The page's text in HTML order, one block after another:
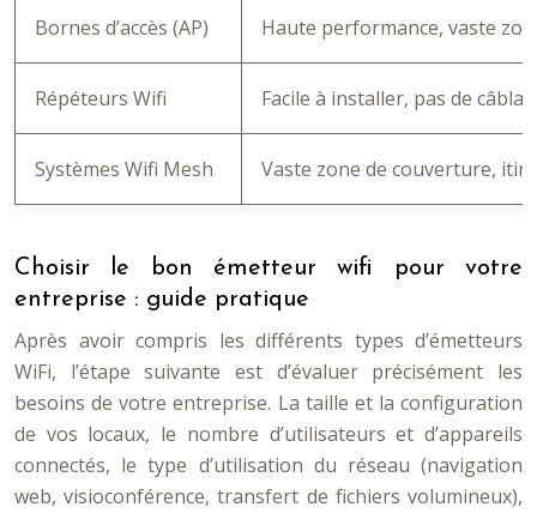
Bornes d’accès (AP) Haute performance, vaste
Répéteurs Wifi Facile à installer, pas de
Systèmes Wifi Mesh Vaste zone de couverture,
Choisir le bon émetteur wifi pour votre
entreprise : guide pratique
Après avoir compris les différents types d’émetteurs
WiFi, l’étape suivante est d’évaluer précisément les
besoins de votre entreprise. La taille et la configuration
de vos locaux, le nombre d’utilisateurs et d’appareils
connectés, le type d’utilisation du réseau (navigation
web, visioconférence, transfert de fichiers volumineux),